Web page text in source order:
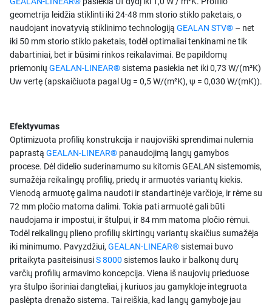
geometrija leidžia stiklinti iki 24-48 mm storio stiklo paketais, o
naudojant inovatyvią stiklinimo technologiją GEALAN STV® – net
iki 50 mm storio stiklo paketais, todėl optimaliai tenkinami ne tik
dabartiniai, bet ir būsimi rinkos reikalavimai. Be papildomų
priemonių GEALAN-LINEAR®sistema pasiekia net iki 0,73 W/(m²K)
Uw vertę (apskaičiuota pagal Ug = 0,5 W/(m²K), ψ = 0,030 W/(mK)).
Efektyvumas
Optimizuota profilių konstrukcija ir naujoviški sprendimai nulemia
paprastą GEALAN-LINEAR® panaudojimą langų gamybos
procese. Dėl didelio suderinamumo su kitomis GEALAN sistemomis,
sumažėja reikalingų profilių, priedų ir armuotės variantų kiekis.
Vienodą armuotę galima naudoti ir standartinėje varčioje, ir rėme su
72 mm pločio matoma dalimi. Tokia pati armuotė gali būti
naudojama ir impostui, ir štulpui, ir 84 mm matoma pločio rėmui.
Todėl reikalingų plieno profilių skirtingų variantų skaičius sumažėja
iki minimumo. Pavyzdžiui, GEALAN-LINEAR®sistemai buvo
pritaikyta pasiteisinusiS 8000 sistemos lauko ir balkonų durų
varčių profilių armavimo koncepcija. Viena iš naujovių prieduose
yra štulpo išoriniai dangteliai, į kuriuos jau gamykloje integruota
paslėpta drenažo sistema. Tai reiškia, kad langų gamyboje jau